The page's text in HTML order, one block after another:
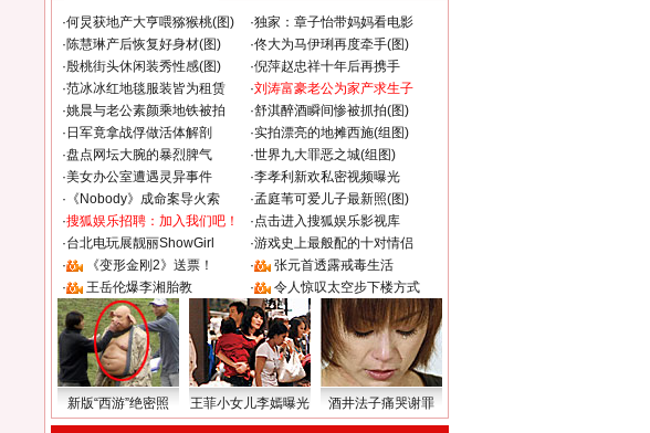
·何炅获地产大亨喂猕猴桃(图) ·独家：章子怡带妈妈看电影
·陈慧琳产后恢复好身材(图) ·佟大为马伊琍再度牵手(图)
·殷桃街头休闲装秀性感(图) ·倪萍赵忠祥十年后再携手
·范冰冰红地毯服装皆为租赁 ·刘涛富豪老公为家产求生子
·姚晨与老公素颜乘地铁被拍 ·舒淇醉酒瞬间惨被抓拍(图)
· 日军竟拿战俘做活体解剖 ·实拍漂亮的地摊西施(组图)
·盘点网坛大腕的暴烈脾气 ·世界九大罪恶之城(组图)
·美女办公室遭遇灵异事件 ·李孝利新欢私密视频曝光
· 《Nobody》成命案导火索 ·孟庭苇可爱儿子最新照(图)
·搜狐娱乐招聘：加入我们吧！ ·点击进入搜狐娱乐影视库
·台北电玩展靓丽ShowGirl ·游戏史上最般配的十对情侣
·
《变形金刚2》送票！ ·
张元首透露戒毒生活
·
王岳伦爆李湘胎教 · 令人惊叹太空步下楼方式
新版“西游”绝密照 王菲小女儿李嫣曝光 酒井法子痛哭谢罪